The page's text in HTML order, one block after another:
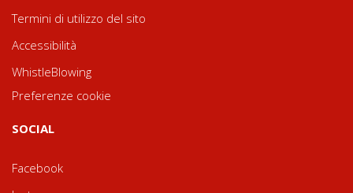
Termini di utilizzo del sito
Accessibilità
WhistleBlowing
Preferenze cookie
SOCIAL
Facebook